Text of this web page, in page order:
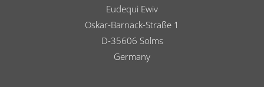
Eudequi Ewiv
Oskar-Barnack-Straße 1
D-35606 Solms
Germany